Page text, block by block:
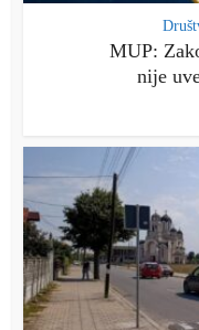
MUP:
nije